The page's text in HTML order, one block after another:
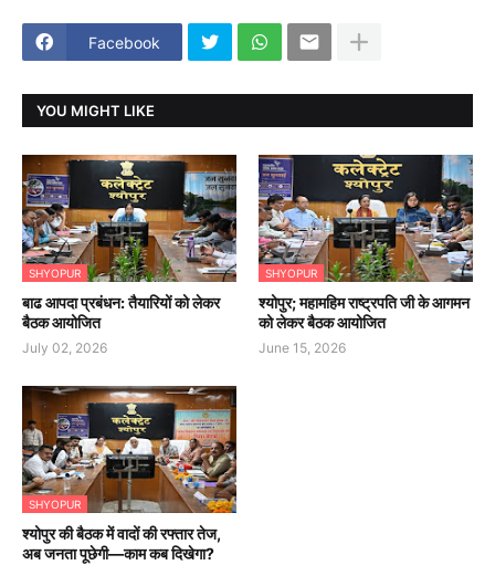
Facebook
YOU MIGHT LIKE
SHYOPUR
बाढ आपदा प्रबंधन: तैयारियों को लेकर
बैठक आयोजित
July 02, 2026
SHYOPUR
श्योपुर; महामहिम राष्ट्रपति जी के आगमन
को लेकर बैठक आयोजित
June 15, 2026
SHYOPUR
श्योपुर की बैठक में वादों की रफ्तार तेज,
अब जनता पूछेगी—काम कब दिखेगा?